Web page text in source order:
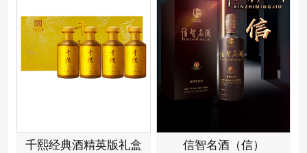
千熙经典酒精英版礼盒 信智名酒（信）